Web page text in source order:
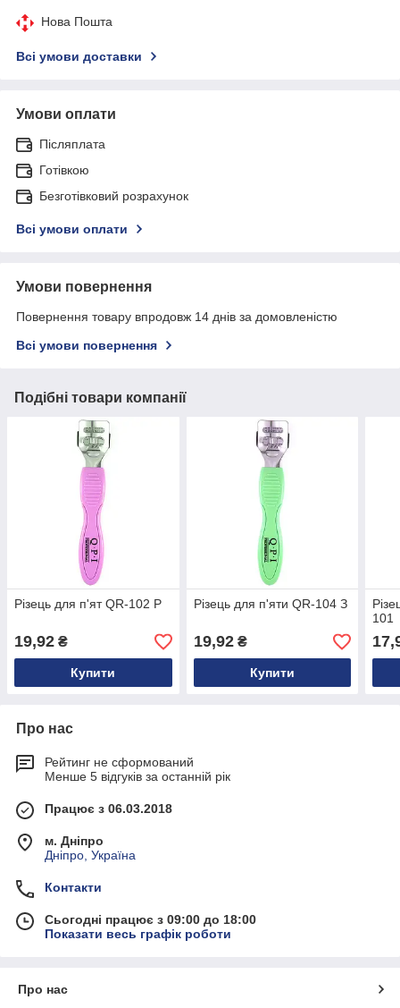
Нова Пошта
Всі умови доставки
Умови оплати
Післяплата
Готівкою
Безготівковий розрахунок
Всі умови оплати
Умови повернення
Повернення товару впродовж 14 днів за домовленістю
Всі умови повернення
Подібні товари компанії
Різець для п'ят QR-102 Р
19,92 ₴
Купити
Різець для п'яти QR-104 З
19,92₴
Купити
101
Про нас
Рейтинг не сформований
Менше 5 відгуків за останній рік
Працює з 06.03.2018
м. Дніпро
Дніпро, Україна
Контакти
Сьогодні працює з 09:00 до 18:00
Показати весь графік роботи
Про нас